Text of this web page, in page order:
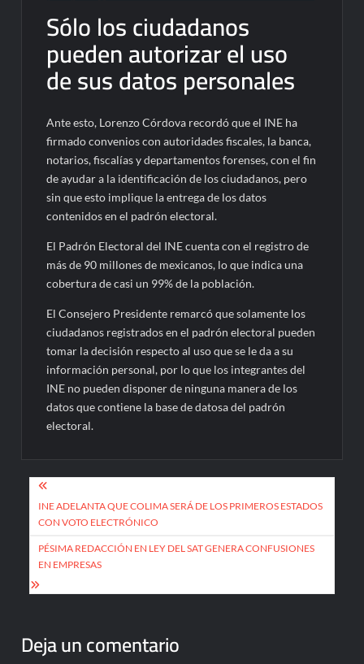
Sólo los ciudadanos
pueden autorizar el uso
de sus datos personales
Ante esto, Lorenzo Córdova recordó que el INE ha
firmado convenios con autoridades fiscales, la banca,
notarios, fiscalías y departamentos forenses, con el fin
de ayudar a la identificación de los ciudadanos, pero
sin que esto implique la entrega de los datos
contenidos en el padrón electoral.
El Padrón Electoral del INE cuenta con el registro de
más de 90 millones de mexicanos, lo que indica una
cobertura de casi un 99% de la población.
El Consejero Presidente remarcó que solamente los
ciudadanos registrados en el padrón electoral pueden
tomar la decisión respecto al uso que se le da a su
información personal, por lo que los integrantes del
INE no pueden disponer de ninguna manera de los
datos que contiene la base de datosa del padrón
electoral.
Navegación
de
entradas
INE ADELANTA QUE COLIMA SERÁ DE LOS PRIMEROS ESTADOS
CON VOTO ELECTRÓNICO
PÉSIMA REDACCIÓN EN LEY DEL SAT GENERA CONFUSIONES
EN EMPRESAS
Deja un comentario